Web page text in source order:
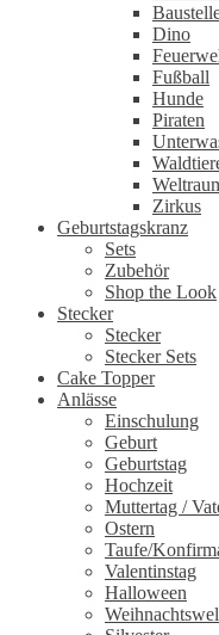
Dino
Fußball
Hunde
Piraten
Zirkus
Geburtstagskranz
Sets
Zubehör
Shop the Look
Stecker
Stecker
Stecker Sets
Cake Topper
Anlässe
Einschulung
Geburt
Geburtstag
Hochzeit
Muttertag /
Ostern
Taufe/
Valentinstag
Halloween